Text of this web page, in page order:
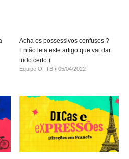
Acha os possessivos confusos ?
Então leia este artigo que vai dar
tudo certo:)
Equipe OFTB 05/04/2022